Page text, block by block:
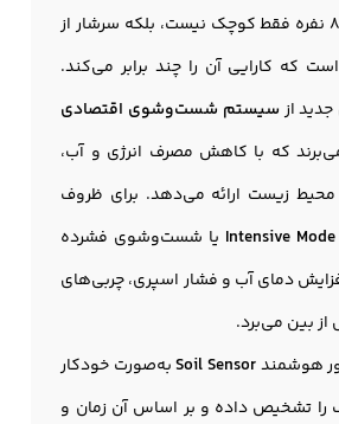
ماشین ظرفشویی 8 نفره فقط کوچک نیست، بلکه سرشار از
که کارایی آن را چند برابر می‌کند.
ازسیستم شست‌وشوی اقتصادی
که با کاهش مصرف انرژی و آب،
محیط زیست ارائه می‌دهد. برای ظروف
Intensive Mode یا شست‌وشوی فشرده
دمای آب و فشار اسپری، چربی‌های
بین می‌برد.
هوشمندSoil Sensorبه‌صورت خودکار
را تشخیص داده و بر اساس آن زمان و